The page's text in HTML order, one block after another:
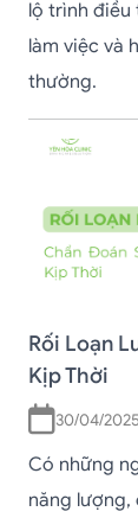
lộ trình điều
làm việc và
thường.
Rối Loạn
Kịp Thời
30/04/
Có những
năng lượng,